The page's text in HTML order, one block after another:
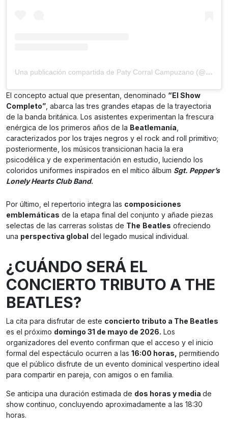
Una publicación compartida de Paty Corral Campuzano (@patycorralcampuzano)
El concepto actual que presentan, denominado “El Show
Completo” , abarca las tres grandes etapas de la trayectoria
de la banda británica. Los asistentes experimentan la frescura
enérgica de los primeros años de la Beatlemanía
caracterizados por los trajes negros y el rock and roll primitivo;
posteriormente, los músicos transicionan hacia la era
psicodélica y de experimentación en estudio, luciendo los
coloridos uniformes inspirados en el mítico álbum Sgt. Pepper’s
Lonely Hearts Club Band.
Por último, el repertorio integra las composiciones
emblemáticas de la etapa final del conjunto y añade piezas
selectas de las carreras solistas de The Beatles ofreciendo
una perspectiva global del legado musical individual.
¿CUÁNDO SERÁ EL
CONCIERTO TRIBUTO A THE
BEATLES?
La cita para disfrutar de este concierto tributo a The Beatles
es el próximo domingo 31 de mayo de 2026. Los
organizadores del evento confirman que el acceso y el inicio
formal del espectáculo ocurren a las 16:00 horas, permitiendo
que el público disfrute de un evento dominical vespertino ideal
para compartir en pareja, con amigos o en familia.
Se anticipa una duración estimada de dos horas y media de
show continuo, concluyendo aproximadamente a las 18:30
horas.